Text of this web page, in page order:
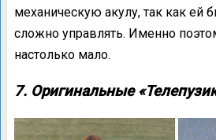
механическую акулу, так как ей
сложно управлять. Именно
настолько мало.
7. Оригинальные